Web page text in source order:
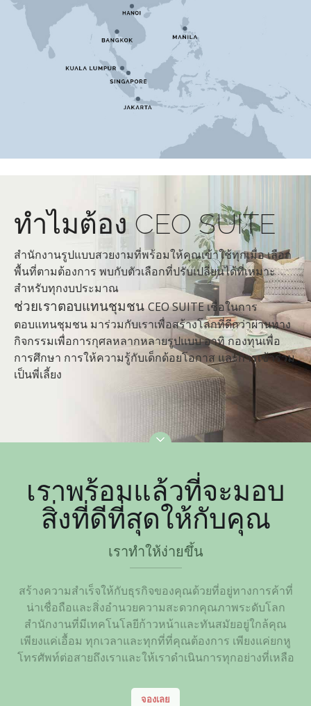
ทำไมต้อง CEO SUITE
สำนักงานรูปแบบสวยงามที่พร้อมให้คุณเข้าใช้ทุกเมื่อ เลือก
พื้นที่ตามต้องการ พบกับตัวเลือกที่ปรับเปลี่ยนได้ที่เหมาะ
สำหรับทุกงบประมาณ
ช่วยเราตอบแทนชุมชนCEO SUITE เชื่อในการ
ตอบแทนชุมชน มาร่วมกับเราเพื่อสร้างโลกที่ดีกว่าผ่านทาง
กิจกรรมเพื่อการกุศลหลากหลายรูปแบบ อาทิ กองทุนเพื่อ
การศึกษา การให้ความรู้กับเด็กด้อยโอกาส และการเข้าร่วม
เป็นพี่เลี้ยง
เราพร้อมแล้วที่จะมอบ
สิ่งที่ดีที่สุดให้กับคุณ
เราทำให้ง่ายขึ้น
สร้างความสำเร็จให้กับธุรกิจของคุณด้วยที่อยู่ทางการค้าที่
น่าเชื่อถือและสิ่งอำนวยความสะดวกคุณภาพระดับโลก
สำนักงานที่มีเทคโนโลยีก้าวหน้าและทันสมัยอยู่ใกล้คุณ
เพียงแค่เอื้อม ทุกเวลาและทุกที่ที่คุณต้องการ เพียงแค่ยกหู
โทรศัพท์ต่อสายถึงเราและให้เราดำเนินการทุกอย่างที่เหลือ
จองเลย